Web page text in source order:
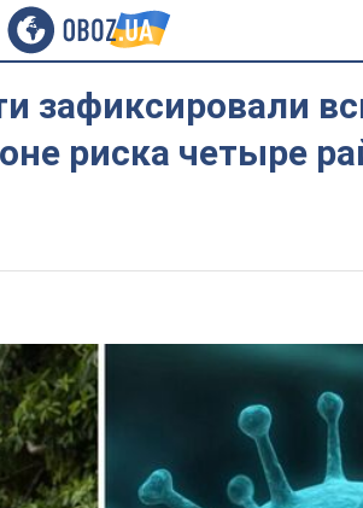
зафиксировали
риска четыре